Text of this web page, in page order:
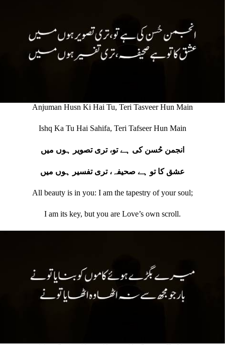
Anjuman Husn Ki Hai Tu, Teri Tasveer Hun Main
Ishq Ka Tu Hai Sahifa, Teri Tafseer Hun Main
انجمن حُسن کی ہے تو، تری تصویر ہوں میں
عشق کا تو ہے صحیفہ، تری تفسیر ہوں میں
All beauty is in you: I am the tapestry of your soul;
I am its key, but you are Love’s own scroll.